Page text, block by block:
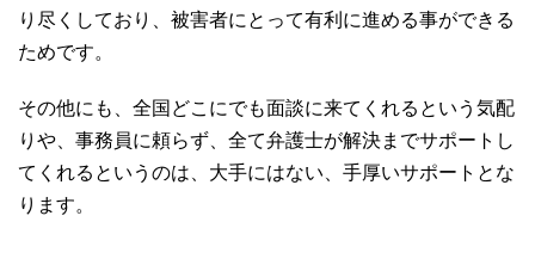
り尽くしており、被害者にとって有利に進める事ができる
ためです。
その他にも、全国どこにでも面談に来てくれるという気配
りや、事務員に頼らず、全て弁護士が解決までサポートし
てくれるというのは、大手にはない、手厚いサポートとな
ります。